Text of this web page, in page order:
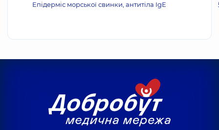
Епідерміс морської свинки, антитіла IgE